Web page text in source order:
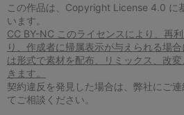
この作品は、Copyright License 4.0 に
います。
CC BY-NC このライセンスにより、再
り、作成者に帰属表示が与えられる場
は形式で素材を配布、リミックス、改
きます。
契約違反を発見した場合は、弊社にご
てご相談ください。